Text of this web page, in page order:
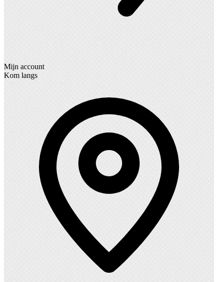
Mijn account
Kom langs